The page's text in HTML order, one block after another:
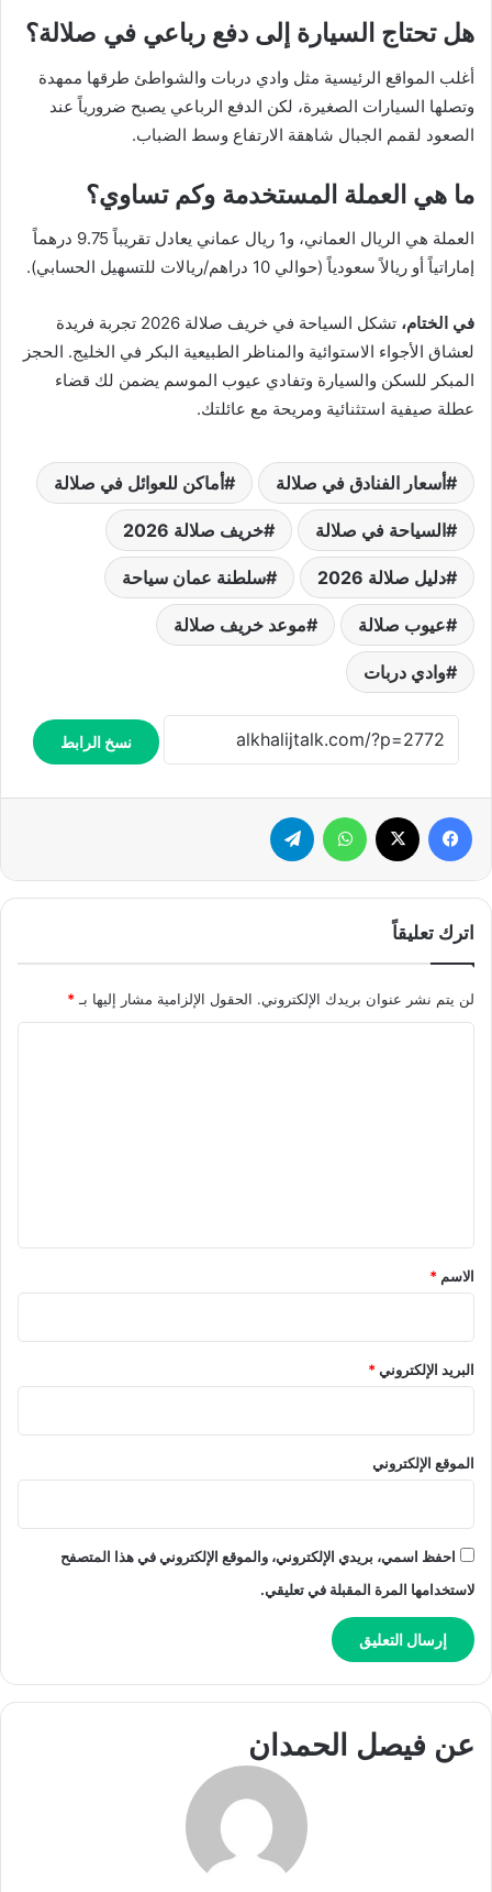
هل تحتاج السيارة إلى دفع رباعي في صلالة؟
أغلب المواقع الرئيسية مثل وادي دربات والشواطئ طرقها ممهدة
وتصلها السيارات الصغيرة، لكن الدفع الرباعي يصبح ضرورياً عند
الصعود لقمم الجبال شاهقة الارتفاع وسط الضباب.
ما هي العملة المستخدمة وكم تساوي؟
العملة هي الريال العماني، و1 ريال عماني يعادل تقريباً 9.75 درهماً
إماراتياً أو ريالاً سعودياً (حوالي 10 دراهم/ريالات للتسهيل الحسابي).
في الختام،
تشكل السياحة في خريف صلالة 2026 تجربة فريدة
لعشاق الأجواء الاستوائية والمناظر الطبيعية البكر في الخليج. الحجز
المبكر للسكن والسيارة وتفادي عيوب الموسم يضمن لك قضاء
عطلة صيفية استثنائية ومريحة مع عائلتك.
أسعار الفنادق في صلالة أماكن للعوائل في صلالة
السياحة في صلالة خريف صلالة 2026
دليل صلالة 2026 سلطنة عمان سياحة
عيوب صلالة موعد خريف صلالة
وادي دربات
نسخ الرابط
اترك تعليقاً
لن يتم نشر عنوان بريدك الإلكتروني. الحقول الإلزامية مشار إليها بـ*
*
الاسم *
البريد الإلكتروني*
الموقع الإلكتروني
احفظ اسمي، بريدي الإلكتروني، والموقع الإلكتروني في هذا المتصفح
لاستخدامها المرة المقبلة في تعليقي.
عن فيصل الحمدان